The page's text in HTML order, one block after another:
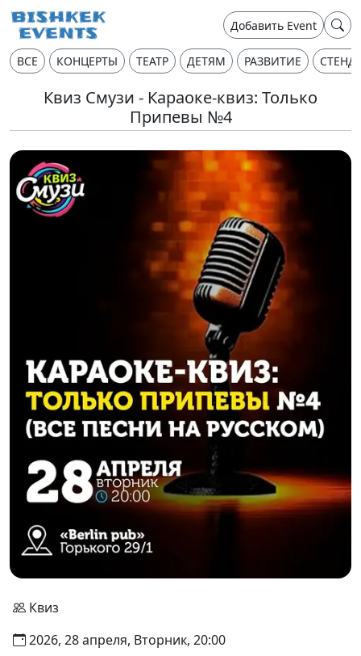
Добавить Event
ВСЕ КОНЦЕРТЫ ТЕАТР ДЕТЯМ РАЗВИТИЕ
Квиз Смузи - Караоке-квиз: Только
Припевы №4
Квиз
2026, 28 апреля, Вторник, 20:00